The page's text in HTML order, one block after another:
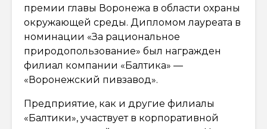
премии главы Воронежа в области охраны
окружающей среды. Дипломом лауреата в
номинации «За рациональное
природопользование» был награжден
филиал компании «Балтика» —
«Воронежский пивзавод».
Предприятие, как и другие филиалы
«Балтики», участвует в корпоративной